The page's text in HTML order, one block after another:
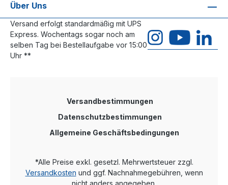
Über Uns
Versand erfolgt standardmäßig mit UPS
Express. Wochentags sogar noch am
selben Tag bei Bestellaufgabe vor 15:00
Uhr **
Versandbestimmungen
Datenschutzbestimmungen
Allgemeine Geschäftsbedingungen
*Alle Preise exkl. gesetzl. Mehrwertsteuer zzgl.
Versandkosten und ggf. Nachnahmegebühren, wenn